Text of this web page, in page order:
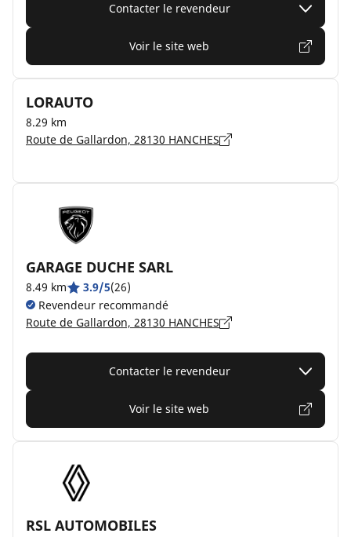
Contacter le revendeur
Voir le site web
LORAUTO
8.29 km
Route de Gallardon, 28130 HANCHES
GARAGE DUCHE SARL
8.49 km 3.9/5(26)
Revendeur recommandé
Route de Gallardon, 28130 HANCHES
Contacter le revendeur
Voir le site web
RSL AUTOMOBILES